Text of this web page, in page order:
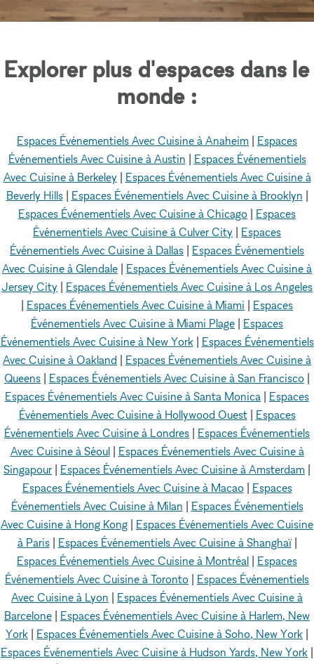
Explorer plus d'espaces dans le
monde :
Espaces Événementiels Avec Cuisine à Anaheim
Espaces
Événementiels Avec Cuisine à Austin
Espaces Événementiels
Avec Cuisine à Berkeley
Espaces Événementiels Avec Cuisine à
Beverly Hills| Espaces Événementiels Avec Cuisine à Brooklyn
Espaces Événementiels Avec Cuisine à Chicago
Espaces
Événementiels Avec Cuisine à Culver City
Espaces
Événementiels Avec Cuisine à Dallas
Espaces Événementiels
Avec Cuisine à Glendale
Espaces Événementiels Avec Cuisine à
Jersey City
Espaces Événementiels Avec Cuisine à Los Angeles
Espaces Événementiels Avec Cuisine à Miami
Espaces
Événementiels Avec Cuisine à Miami Plage
Espaces
Événementiels Avec Cuisine à New York| Espaces Événementiels
Avec Cuisine à Oakland
Espaces Événementiels Avec Cuisine à
Queens
Espaces Événementiels Avec Cuisine à San Francisco
Espaces Événementiels Avec Cuisine à Santa Monica
Espaces
Événementiels Avec Cuisine à Hollywood Ouest| Espaces
Événementiels Avec Cuisine à Londres
Espaces Événementiels
Avec Cuisine à Séoul| Espaces Événementiels Avec Cuisine à
Singapour
Espaces Événementiels Avec Cuisine à Amsterdam
Espaces Événementiels Avec Cuisine à Macao| Espaces
Événementiels Avec Cuisine à Milan
Espaces Événementiels
Avec Cuisine à Hong Kong
Espaces Événementiels Avec Cuisine
à Paris| Espaces Événementiels Avec Cuisine à Shanghaï|
Espaces Événementiels Avec Cuisine à Montréal
Espaces
Événementiels Avec Cuisine à Toronto
Espaces Événementiels
Avec Cuisine à Lyon
Espaces Événementiels Avec Cuisine à
Barcelone
Espaces Événementiels Avec Cuisine à Harlem, New
York
Espaces Événementiels Avec Cuisine à Soho, New York
Espaces Événementiels Avec Cuisine à Hudson Yards, New York